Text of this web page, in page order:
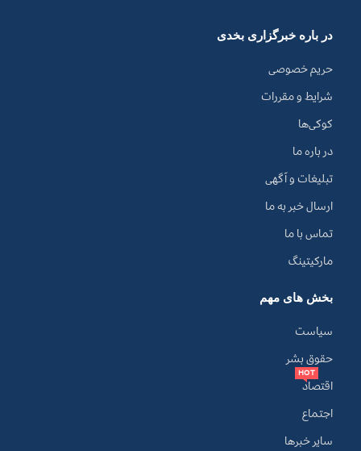
در باره خبرگزاری بخدی
حریم خصوصی
شرایط و مقررات
کوکی‌ها
در باره ما
تبلیغات و آگهی
ارسال خبر به ما
تماس با ما
مارکیتینگ
بخش های مهم
سیاست
حقوق بشر
اقتصاد
HOT
اجتماع
سایر خبرها